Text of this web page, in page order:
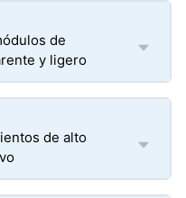
de
y ligero
de alto